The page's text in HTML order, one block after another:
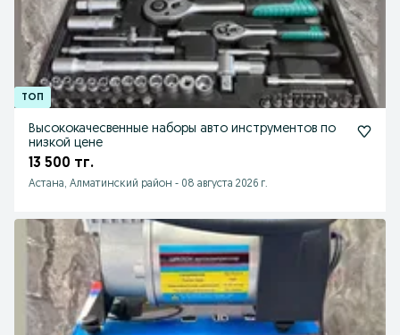
Высококачесвенные наборы авто инструментов по
низкой цене
13 500 тг.
Астана, Алматинский район - 08 августа 2026 г.